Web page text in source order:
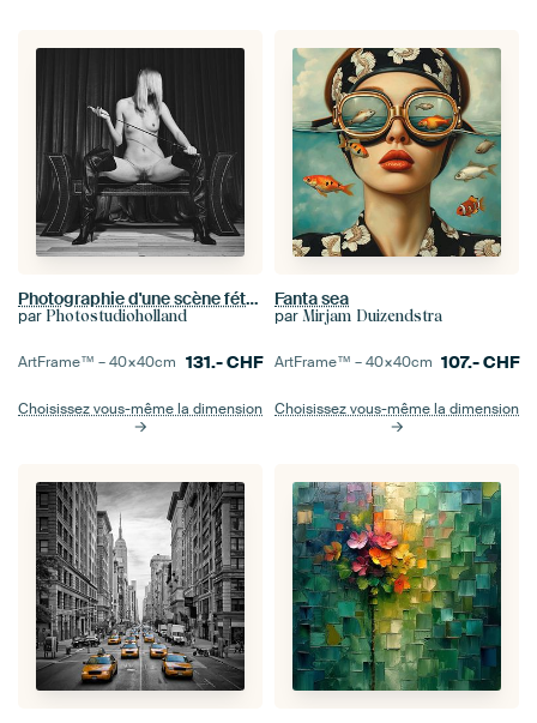
Photographie d'une scène fétichiste vintage et perverse avec une femme nue ou à poil, assise sur un
par Photostudioholland
ArtFrame™ –40×40cm 131.-CHF
Choisissez vous-même la dimension
Fanta sea
par Mirjam Duizendstra
ArtFrame™ –40×40cm 107.-CHF
Choisissez vous-même la dimension